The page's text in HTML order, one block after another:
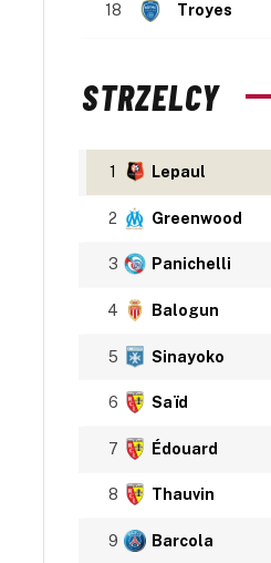
18 Troyes
STRZELCY
1 Lepaul
2 Greenwood
3 Panichelli
4 Balogun
5 Sinayoko
6 Saïd
7 Édouard
8 Thauvin
9 Barcola